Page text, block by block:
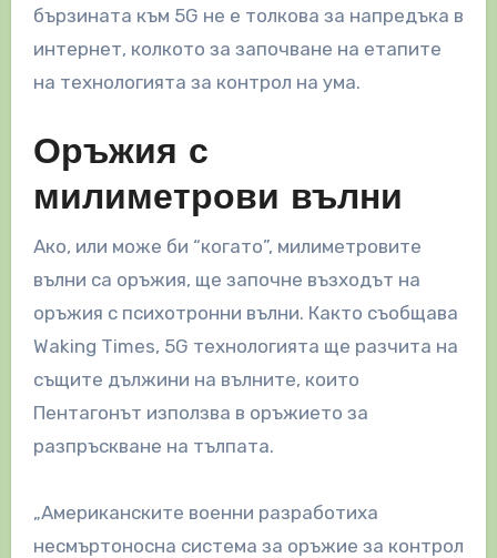
бързината към 5G не е толкова за напредъка в
интернет, колкото за започване на етапите
на технологията за контрол на ума.
Оръжия с
милиметрови вълни
Ако, или може би “когато”, милиметровите
вълни са оръжия, ще започне възходът на
оръжия с психотронни вълни. Както съобщава
Waking Times, 5G технологията ще разчита на
същите дължини на вълните, които
Пентагонът използва в оръжието за
разпръскване на тълпата.
„Американските военни разработиха
несмъртоносна система за оръжие за контрол